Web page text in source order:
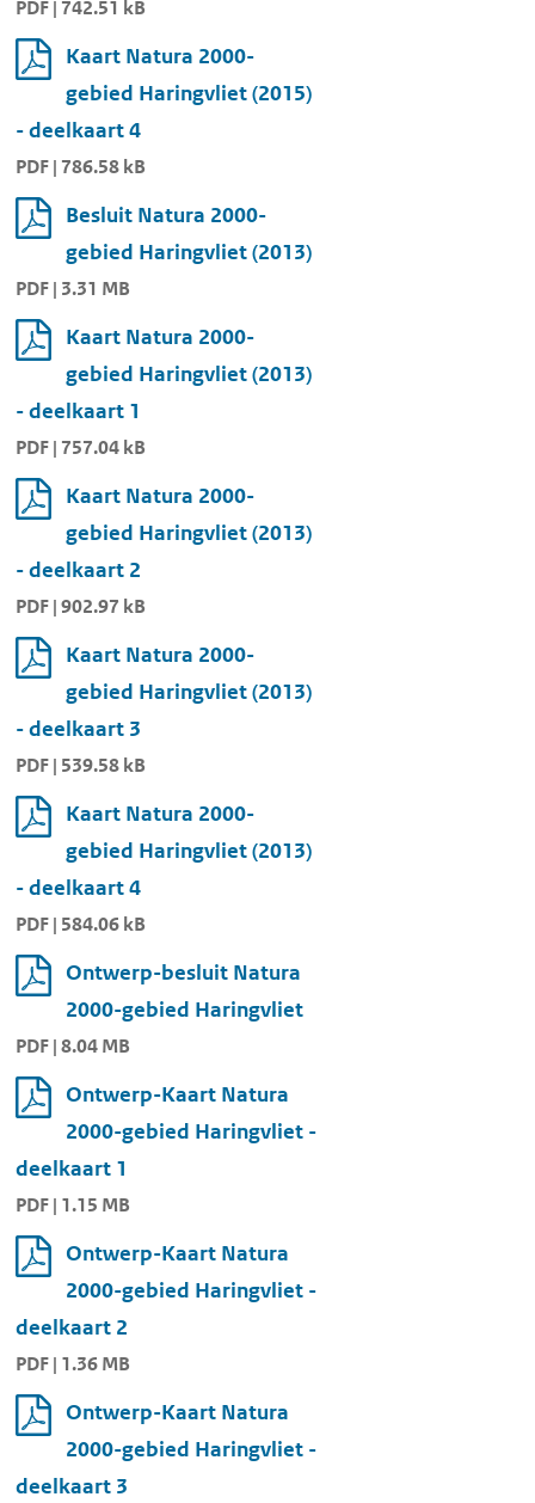
PDF | 742.51 kB
Kaart Natura 2000-
gebied Haringvliet (2015)
- deelkaart 4
PDF | 786.58 kB
Besluit Natura 2000-
gebied Haringvliet (2013)
PDF | 3.31 MB
Kaart Natura 2000-
gebied Haringvliet (2013)
- deelkaart 1
PDF | 757.04 kB
Kaart Natura 2000-
gebied Haringvliet (2013)
- deelkaart 2
PDF | 902.97 kB
Kaart Natura 2000-
gebied Haringvliet (2013)
- deelkaart 3
PDF | 539.58 kB
Kaart Natura 2000-
gebied Haringvliet (2013)
- deelkaart 4
PDF | 584.06 kB
Ontwerp-besluit Natura
2000-gebied Haringvliet
PDF | 8.04 MB
Ontwerp-Kaart Natura
2000-gebied Haringvliet -
deelkaart 1
PDF | 1.15 MB
Ontwerp-Kaart Natura
2000-gebied Haringvliet -
deelkaart 2
PDF | 1.36 MB
Ontwerp-Kaart Natura
2000-gebied Haringvliet -
deelkaart 3